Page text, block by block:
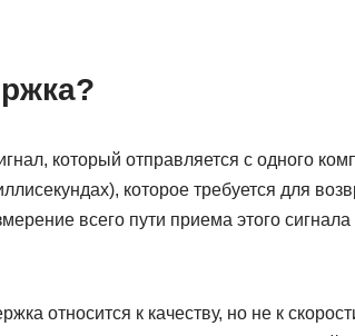
который отправляется с одного
которое требуется для
всего пути приема этого сигнала
относится к качеству, но не к